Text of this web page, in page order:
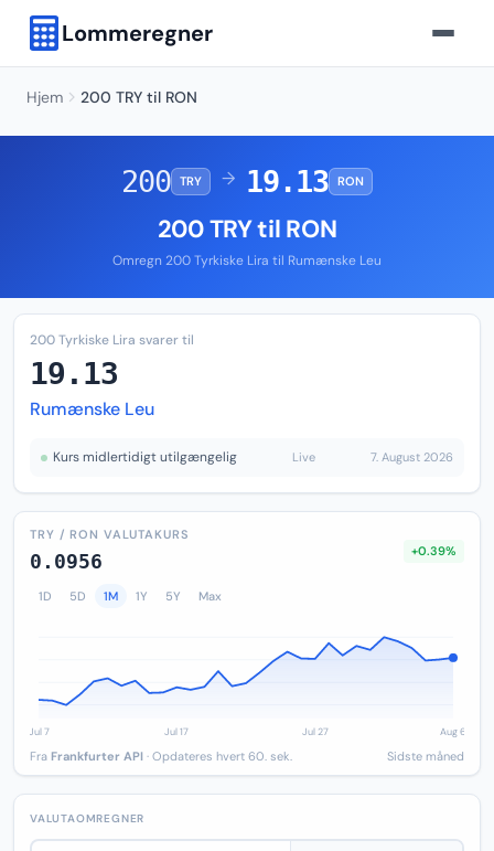
Lommeregner
Hjem 200 TRY til RON
200 TRY → 19.13 RON
200 TRY til RON
Omregn 200 Tyrkiske Lira til Rumænske Leu
200 Tyrkiske Lira svarer til
19.13
Rumænske Leu
Kurs midlertidigt utilgængelig Live 7. August 2026
TRY / RON VALUTAKURS
0.0956 +0.39%
1D 5D 1M 1Y 5Y Max
Fra Frankfurter API · Opdateres hvert 60. sek. Sidste måned
VALUTAOMREGNER